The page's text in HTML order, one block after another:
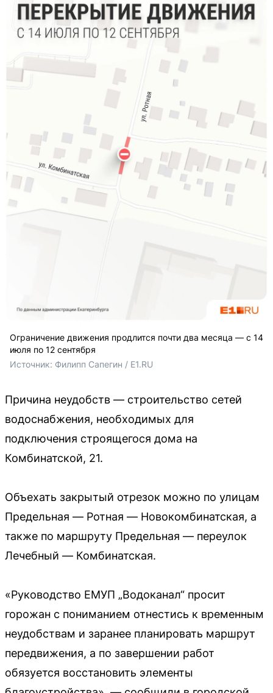
Ограничение движения продлится почти два месяца — с 14
июля по 12 сентября
Источник: Филипп Сапегин / E1.RU
Причина неудобств — строительство сетей
водоснабжения, необходимых для
подключения строящегося дома на
Комбинатской, 21.
Объехать закрытый отрезок можно по улицам
Предельная — Ротная — Новокомбинатская, а
также по маршруту Предельная — переулок
Лечебный — Комбинатская.
«Руководство ЕМУП „Водоканал“ просит
горожан с пониманием отнестись к временным
неудобствам и заранее планировать маршрут
передвижения, а по завершении работ
обязуется восстановить элементы